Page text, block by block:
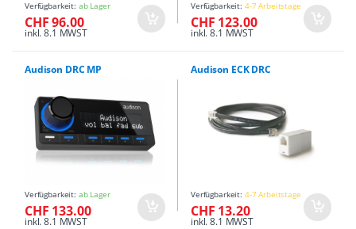
Verfügbarkeit: ab Lager
CHF 96.00
inkl. 8.1 MWST
Verfügbarkeit: 4-7 Arbeitstage
CHF 123.00
inkl. 8.1 MWST
Audison DRC MP
Verfügbarkeit: ab Lager
CHF 133.00
inkl. 8.1 MWST
Audison ECK DRC
Verfügbarkeit: 4-7 Arbeitstage
CHF 13.20
inkl. 8.1 MWST